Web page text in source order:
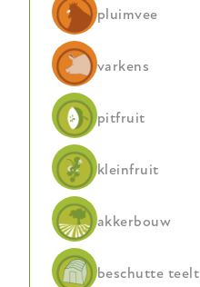
voor
pluimvee
varkens
pitfruit
kleinfruit
akkerbouw
beschutte teelt